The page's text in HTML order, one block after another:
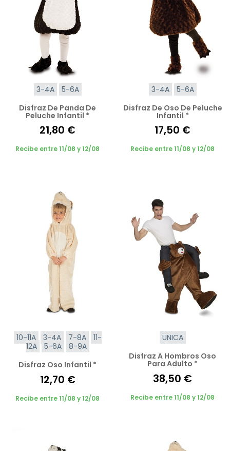
3-4A
5-6A
Disfraz De Panda De
Peluche Infantil *
21,80 €
Recibe entre 11/08 y 12/08
3-4A
5-6A
Disfraz De Oso De Peluche
Infantil *
17,50 €
Recibe entre 11/08 y 12/08
10-11A 3-4A 7-8A
11-
12A
5-6A
8-9A
Disfraz Oso Infantil *
12,70 €
Recibe entre 11/08 y 12/08
UNICA
Disfraz A Hombros Oso
Para Adulto *
38,50 €
Recibe entre 11/08 y 12/08